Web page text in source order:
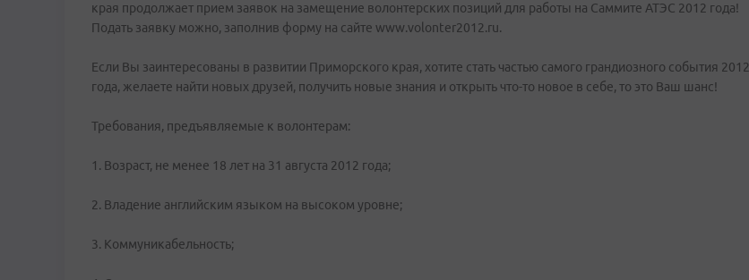
края продолжает прием заявок на замещение волонтерских позиций для работы на Саммите АТЭС 2012 года!
Подать заявку можно, заполнив форму на сайте www.volonter2012.ru.
Если Вы заинтересованы в развитии Приморского края, хотите стать частью самого грандиозного события 2012
года, желаете найти новых друзей, получить новые знания и открыть что-то новое в себе, то это Ваш шанс!
Требования, предъявляемые к волонтерам:
1. Возраст, не менее 18 лет на 31 августа 2012 года;
2. Владение английским языком на высоком уровне;
3. Коммуникабельность;